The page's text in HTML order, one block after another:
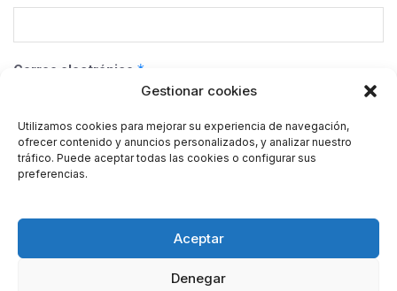
Gestionar cookies
Utilizamos cookies para mejorar su experiencia de navegación,
ofrecer contenido y anuncios personalizados, y analizar nuestro
tráfico. Puede aceptar todas las cookies o configurar sus
preferencias.
Aceptar
Denegar
Correo electrónico *
Web
navegador para la próxima vez que comente.